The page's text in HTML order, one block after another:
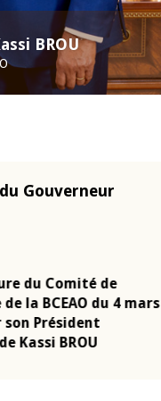
BROU
Gouverneur
du Comité de
la BCEAO du 4 mars
son Président
Kassi BROU